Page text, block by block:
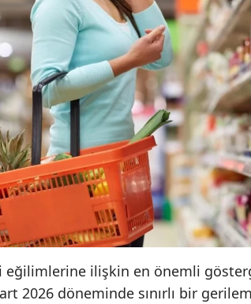
eğilimlerine ilişkin en önemli
2026 döneminde sınırlı bir